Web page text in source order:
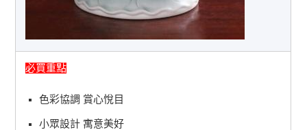
必買重點
色彩協調 賞心悅目
小眾設計 寓意美好